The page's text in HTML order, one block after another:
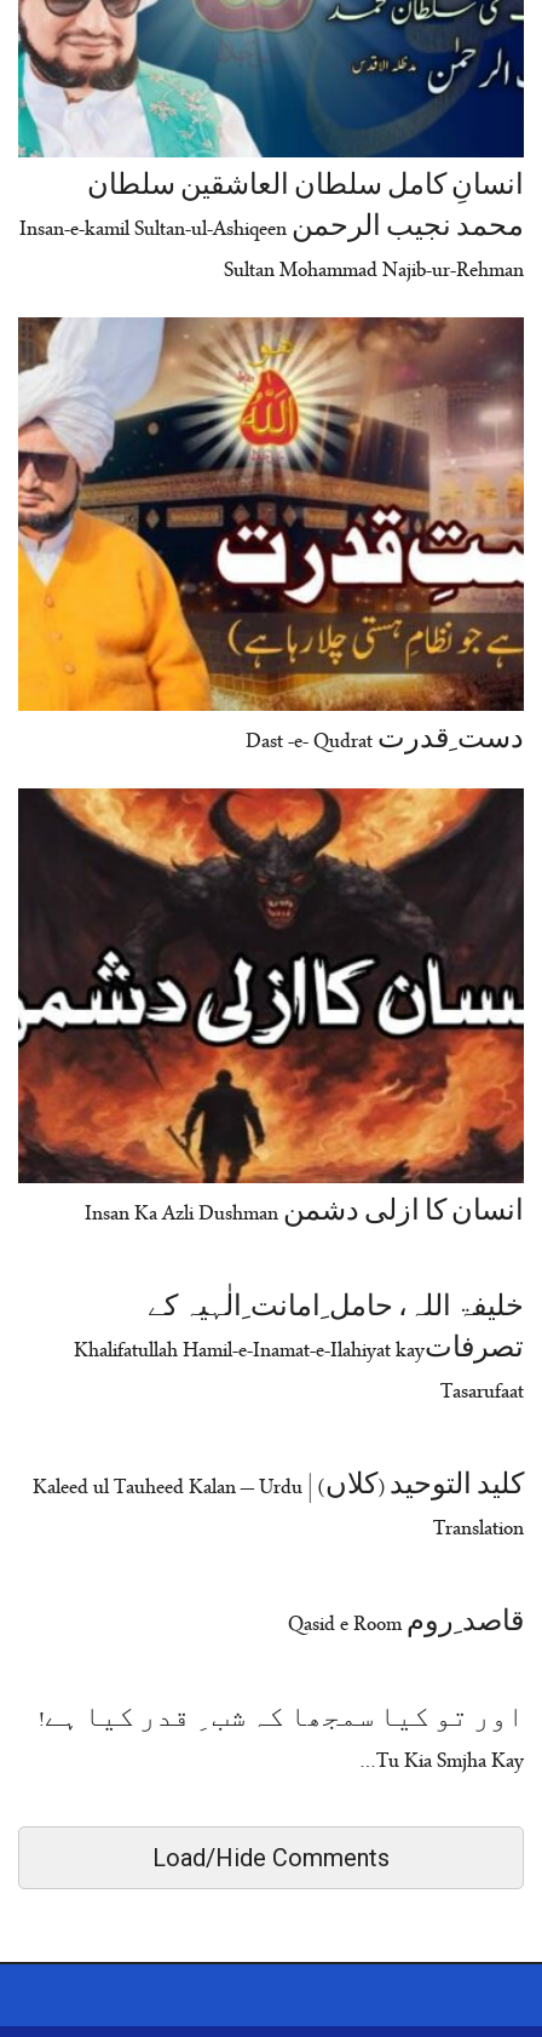
انسانِ کامل سلطان العاشقین سلطان
محمد نجیب الرحمن Insan-e-kamil Sultan-ul-Ashiqeen
Sultan Mohammad Najib-ur-Rehman
دست ِقدرت Dast -e- Qudrat
انسان کا ازلی دشمن Insan Ka Azli Dushman
خلیفۃ اللہ، حامل ِامانت ِالٰہیہ کے
تصرفاتKhalifatullah Hamil-e-Inamat-e-Ilahiyat kay
Tasarufaat
کلید التوحید (کلاں) | Kaleed ul Tauheed Kalan – Urdu
Translation
قاصد ِروم Qasid e Room
اور تو کیا سمجھا کہ شب ِ قدر کیا ہے!
Tu Kia Smjha Kay…
Load/Hide Comments